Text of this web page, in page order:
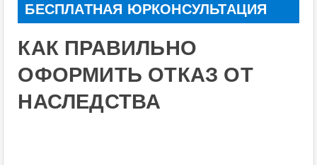
БЕСПЛАТНАЯ ЮРКОНСУЛЬТАЦИЯ
КАК ПРАВИЛЬНО
ОФОРМИТЬ ОТКАЗ ОТ
НАСЛЕДСТВА